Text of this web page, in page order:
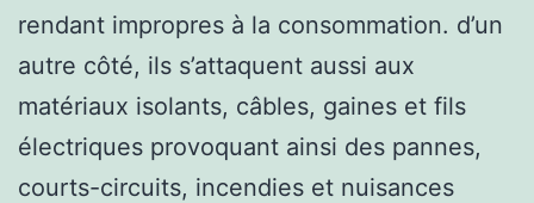
rendant impropres à la consommation. d’un
autre côté, ils s’attaquent aussi aux
matériaux isolants, câbles, gaines et fils
électriques provoquant ainsi des pannes,
courts-circuits, incendies et nuisances